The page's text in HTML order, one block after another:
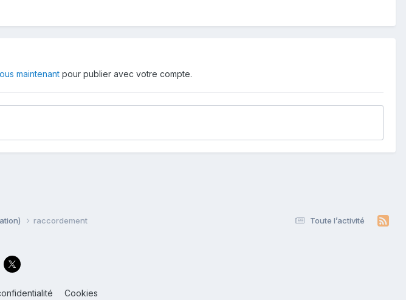
maintenant pour publier avec votre compte.
Toute l’activité
raccordement
Cookies